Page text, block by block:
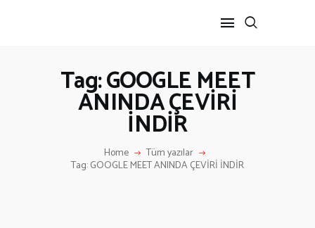
Tag: GOOGLE MEET
ANINDA ÇEVİRİ
İNDİR
Home Tüm yazılar
Tag: GOOGLE MEET ANINDA ÇEVİRİ İNDİR
ANA SAYFA
HAKKIMIZDA